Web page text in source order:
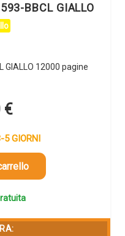
BBCL GIALLO
GIALLO 12000 pagine
€
5 GIORNI